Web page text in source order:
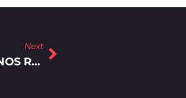
Next
AGÊNCIA DE MARKETING DIGITAL: UMA ALIADA NOS RESULTADOS DA EMPRESA